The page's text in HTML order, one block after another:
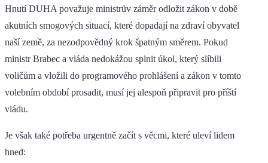
Hnutí DUHA považuje ministrův záměr odložit zákon v době
akutních smogových situací, které dopadají na zdraví obyvatel
naší země, za nezodpovědný krok špatným směrem. Pokud
ministr Brabec a vláda nedokážou splnit úkol, který slíbili
voličům a vložili do programového prohlášení a zákon v tomto
volebním období prosadit, musí jej alespoň připravit pro příští
vládu.
Je však také potřeba urgentně začít s věcmi, které uleví lidem
hned: